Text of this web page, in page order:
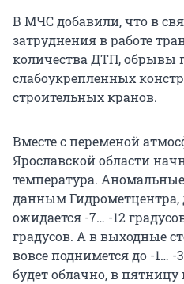
В МЧС добавили, что в
затруднения в работе
количества ДТП, обрывы
слабоукрепленных
строительных кранов.
Вместе с переменой
Ярославской области
температура.
данным Гидрометцентра,
ожидается -7… -12
градусов. А в выходные
вовсе поднимется до -1… -
будет облачно, в пятницу